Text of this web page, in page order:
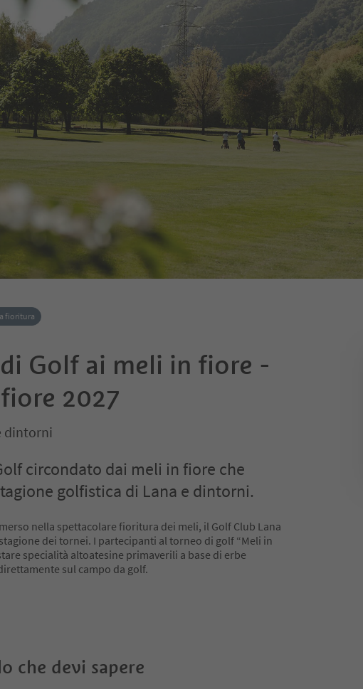
fioritura
Golf ai meli in fiore -
2027
dintorni
circondato dai meli in fiore che
golfistica di Lana e dintorni.
nella spettacolare fioritura dei meli, il Golf Club Lana
dei tornei. I partecipanti al torneo di golf “Meli in
specialità altoatesine primaverili a base di erbe
sul campo da golf.
che devi sapere